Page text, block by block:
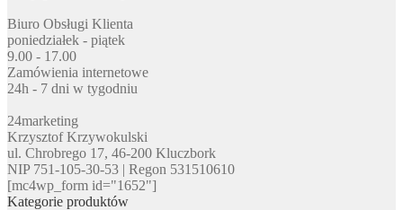
Biuro Obsługi Klienta
poniedziałek - piątek
9.00 - 17.00
Zamówienia internetowe
24h - 7 dni w tygodniu
24marketing
Krzysztof Krzywokulski
ul. Chrobrego 17, 46-200 Kluczbork
NIP 751-105-30-53 | Regon 531510610
[mc4wp_form id="1652"]
Kategorie produktów